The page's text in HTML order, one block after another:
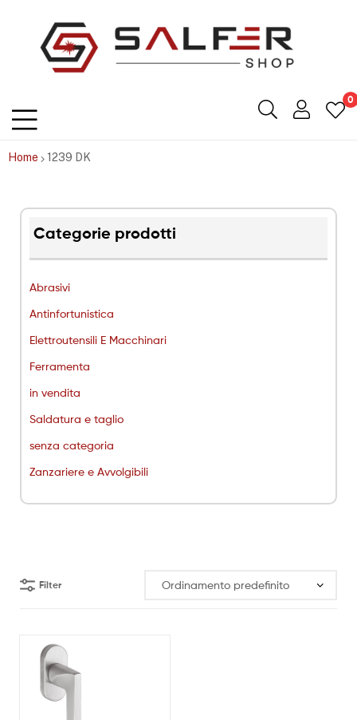
0
Home 1239 DK
Categorie prodotti
Abrasivi
Antinfortunistica
Elettroutensili E Macchinari
Ferramenta
in vendita
Saldatura e taglio
senza categoria
Zanzariere e Avvolgibili
Filter